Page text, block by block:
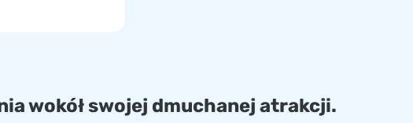
wokół swojej dmuchanej atrakcji.